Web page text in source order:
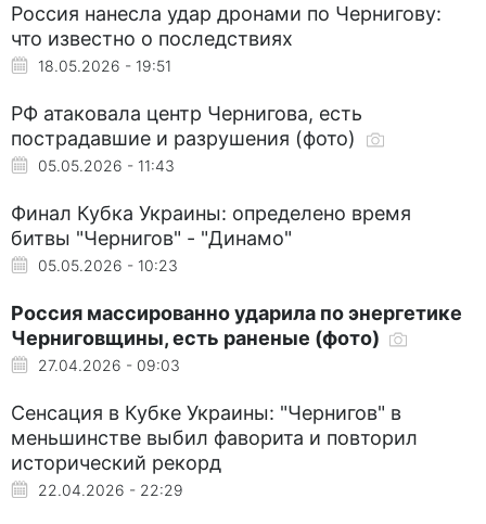
Россия нанесла удар дронами по Чернигову:
что известно о последствиях
18.05.2026 - 19:51
РФ атаковала центр Чернигова, есть
пострадавшие и разрушения (фото)
05.05.2026 - 11:43
Финал Кубка Украины: определено время
битвы "Чернигов" - "Динамо"
05.05.2026 - 10:23
Россия массированно ударила по энергетике
Черниговщины, есть раненые (фото)
27.04.2026 - 09:03
Сенсация в Кубке Украины: "Чернигов" в
меньшинстве выбил фаворита и повторил
исторический рекорд
22.04.2026 - 22:29